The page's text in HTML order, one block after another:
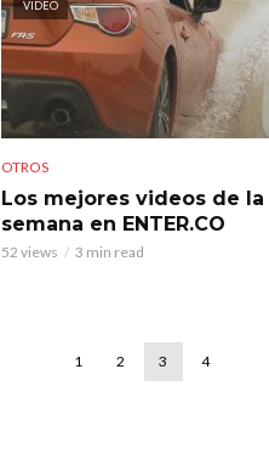
VIDEO
OTROS
Los mejores videos de la
semana en ENTER.CO
52 views 3 min read
1 2 3 4